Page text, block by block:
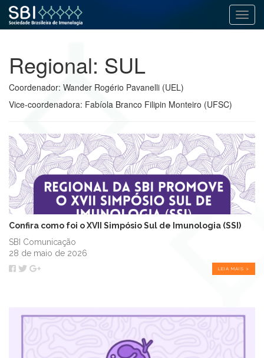
o
conteúdo
Regional: SUL
Coordenador: Wander Rogério Pavanelli (UEL)
Vice-coordenadora: Fabíola Branco Filipin Monteiro (UFSC)
Confira como foi o XVII Simpósio Sul de Imunologia (SSI)
SBI Comunicação
28 de maio de 2026
LEIA MAIS >